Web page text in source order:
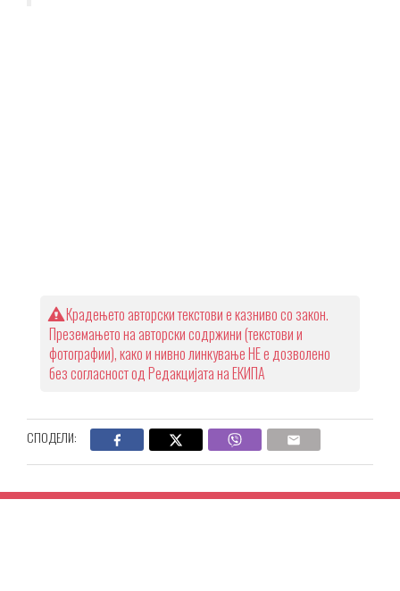
Крадењето авторски текстови е казниво со закон.
Преземањето на авторски содржини (текстови и
фотографии), како и нивно линкување НЕ е дозволено
без согласност од Редакцијата на ЕКИПА
СПОДЕЛИ: